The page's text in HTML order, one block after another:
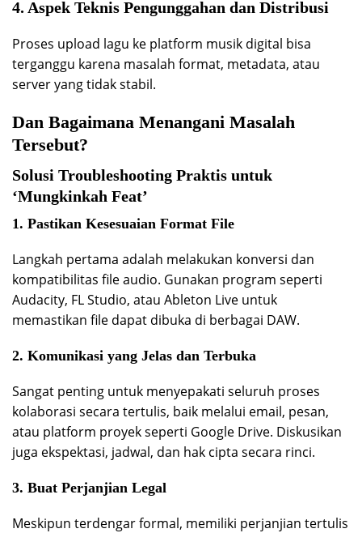
4. Aspek Teknis Pengunggahan dan Distribusi
Proses upload lagu ke platform musik digital bisa
terganggu karena masalah format, metadata, atau
server yang tidak stabil.
Dan Bagaimana Menangani Masalah
Tersebut?
Solusi Troubleshooting Praktis untuk
‘Mungkinkah Feat’
1. Pastikan Kesesuaian Format File
Langkah pertama adalah melakukan konversi dan
kompatibilitas file audio. Gunakan program seperti
Audacity, FL Studio, atau Ableton Live untuk
memastikan file dapat dibuka di berbagai DAW.
2. Komunikasi yang Jelas dan Terbuka
Sangat penting untuk menyepakati seluruh proses
kolaborasi secara tertulis, baik melalui email, pesan,
atau platform proyek seperti Google Drive. Diskusikan
juga ekspektasi, jadwal, dan hak cipta secara rinci.
3. Buat Perjanjian Legal
Meskipun terdengar formal, memiliki perjanjian tertulis